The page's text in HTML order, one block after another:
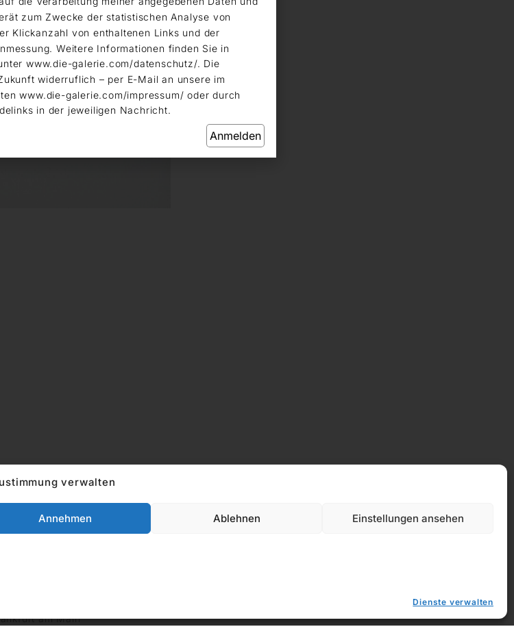
verwalten
Dienste verwalten
Annehmen Ablehnen Einstellungen ansehen
am Main
zum Zwecke der statistischen Analyse von
Klickanzahl von enthaltenen Links und der
Weitere Informationen finden Sie in
www.die-galerie.com/datenschutz/. Die
widerruflich – per E-Mail an unsere im
www.die-galerie.com/impressum/ oder durch
in der jeweiligen Nachricht.
Anmelden